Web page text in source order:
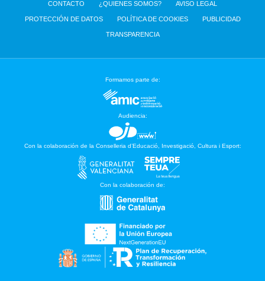
CONTACTO ¿QUIENES SOMOS? AVISO LEGAL
PROTECCIÓN DE DATOS POLÍTICA DE COOKIES PUBLICIDAD
TRANSPARENCIA
Formamos parte de:
Audiencia:
Con la colaboración de la Conselleria d’Educació, Investigació, Cultura i Esport:
Con la colaboración de: